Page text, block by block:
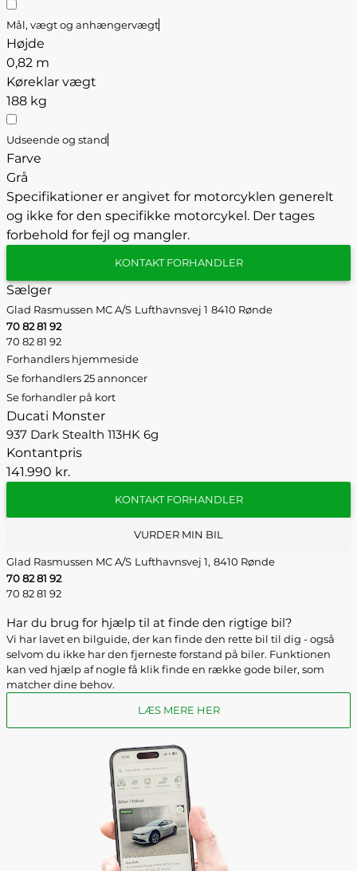
Mål, vægt og anhængervægt
Højde
0,82 m
Køreklar vægt
188 kg
Udseende og stand
Farve
Grå
Specifikationer er angivet for motorcyklen generelt
og ikke for den specifikke motorcykel. Der tages
forbehold for fejl og mangler.
KONTAKT FORHANDLER
Sælger
Glad Rasmussen MC A/S Lufthavnsvej 1 8410 Rønde
70 82 81 92
70 82 81 92
Forhandlers hjemmeside
Se forhandlers 25 annoncer
Se forhandler på kort
Ducati Monster
937 Dark Stealth 113HK 6g
Kontantpris
141.990 kr.
KONTAKT FORHANDLER
VURDER MIN BIL
Glad Rasmussen MC A/S Lufthavnsvej 1, 8410 Rønde
70 82 81 92
70 82 81 92
Har du brug for hjælp til at finde den rigtige bil?
Vi har lavet en bilguide, der kan finde den rette bil til dig - også
selvom du ikke har den fjerneste forstand på biler. Funktionen
kan ved hjælp af nogle få klik finde en række gode biler, som
matcher dine behov.
LÆS MERE HER